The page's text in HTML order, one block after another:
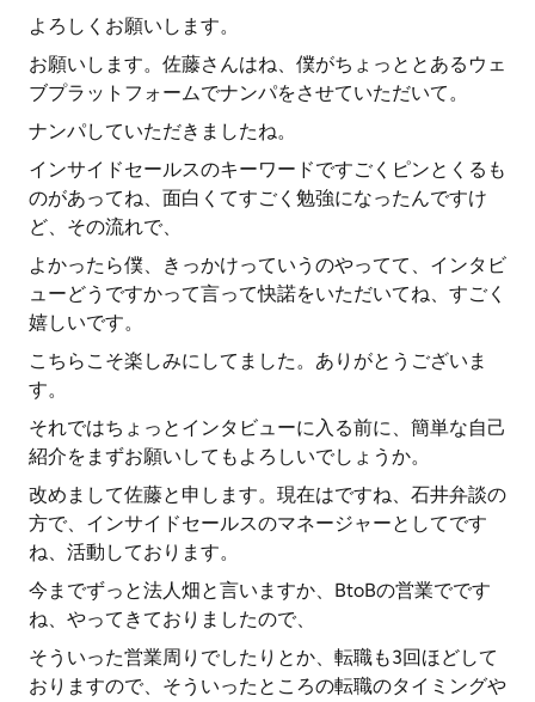
よろしくお願いします。
お願いします。佐藤さんはね、僕がちょっととあるウェ
ブプラットフォームでナンパをさせていただいて。
ナンパしていただきましたね。
インサイドセールスのキーワードですごくピンとくるも
のがあってね、面白くてすごく勉強になったんですけ
ど、その流れで、
よかったら僕、きっかけっていうのやってて、インタビ
ューどうですかって言って快諾をいただいてね、すごく
嬉しいです。
こちらこそ楽しみにしてました。ありがとうございま
す。
それではちょっとインタビューに入る前に、簡単な自己
紹介をまずお願いしてもよろしいでしょうか。
改めまして佐藤と申します。現在はですね、石井弁談の
方で、インサイドセールスのマネージャーとしてです
ね、活動しております。
今までずっと法人畑と言いますか、BtoBの営業でです
ね、やってきておりましたので、
そういった営業周りでしたりとか、転職も3回ほどして
おりますので、そういったところの転職のタイミングや